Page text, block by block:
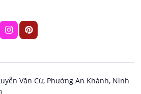
Văn Cừ, Phường An Khánh, Ninh